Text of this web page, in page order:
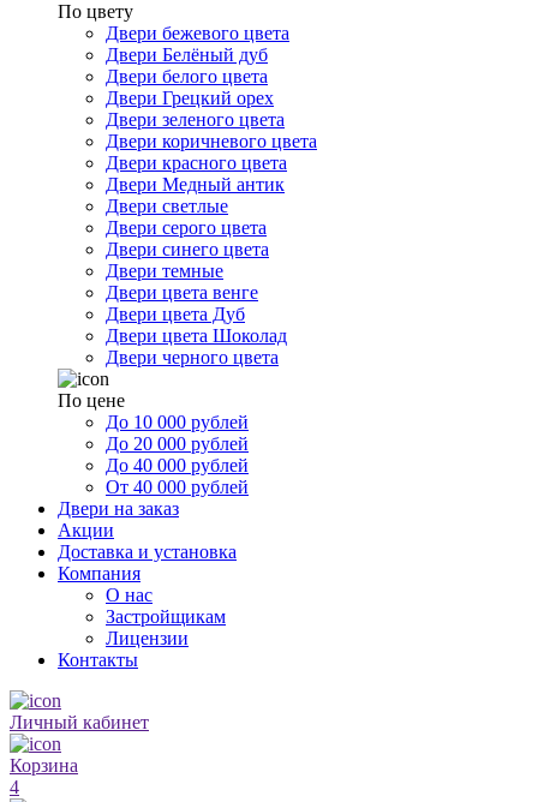
По цвету
Двери бежевого цвета
Двери Белёный дуб
Двери белого цвета
Двери Грецкий орех
Двери зеленого цвета
Двери коричневого цвета
Двери красного цвета
Двери Медный антик
Двери светлые
Двери серого цвета
Двери синего цвета
Двери темные
Двери цвета венге
Двери цвета Дуб
Двери цвета Шоколад
Двери черного цвета
По цене
До 10 000 рублей
До 20 000 рублей
До 40 000 рублей
От 40 000 рублей
Двери на заказ
Акции
Доставка и установка
Компания
О нас
Застройщикам
Лицензии
Контакты
Личный кабинет
Корзина
4